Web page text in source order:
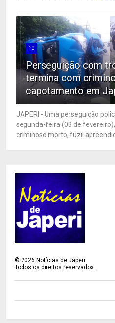
10
Perseguição com
termina com
capotamento em
JAPERI - Uma perseguição
segunda-feira (03 de
criminoso morto, fuzil
©2026 Notícias de Japeri
Todos os direitos reservados.